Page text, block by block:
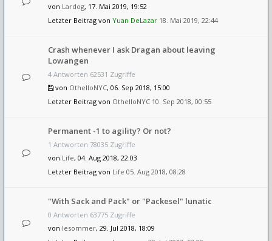
von Lardog, 17. Mai 2019, 19:52
Letzter Beitrag von Yuan DeLazar 18. Mai 2019, 22:44
Crash whenever I ask Dragan about leaving
Lowangen
4 Antworten 62531 Zugriffe
von OthelloNYC, 06. Sep 2018, 15:00
Letzter Beitrag von OthelloNYC 10. Sep 2018, 00:55
Permanent -1 to agility? Or not?
1 Antworten 78035 Zugriffe
von Life, 04. Aug 2018, 22:03
Letzter Beitrag von Life 05. Aug 2018, 08:28
"With Sack and Pack" or "Packesel" lunatic
0 Antworten 63775 Zugriffe
von lesommer, 29. Jul 2018, 18:09